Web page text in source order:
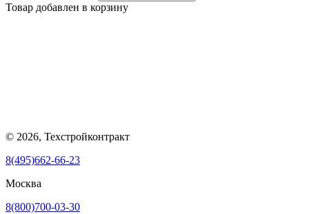
Товар добавлен в корзину
© 2026, Техстройконтракт
8(495)662-66-23
Москва
8(800)700-03-30